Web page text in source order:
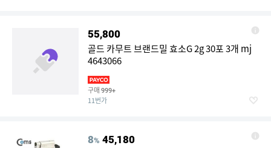
55,800
골드 카무트 브랜드밀 효소G 2g 30포 3개 mj
4643066
구매 999+
11번가
8% 45,180